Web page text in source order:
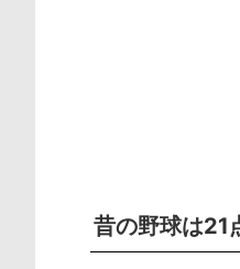
昔の野球は21